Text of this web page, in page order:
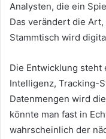
Analysten, die ein
Das verändert die
Stammtisch wird
Die Entwicklung steht
Intelligenz, Tracking-
Datenmengen wird
könnte man fast in
wahrscheinlich der